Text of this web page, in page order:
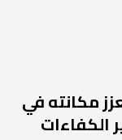
مكانته في
الكفاءات